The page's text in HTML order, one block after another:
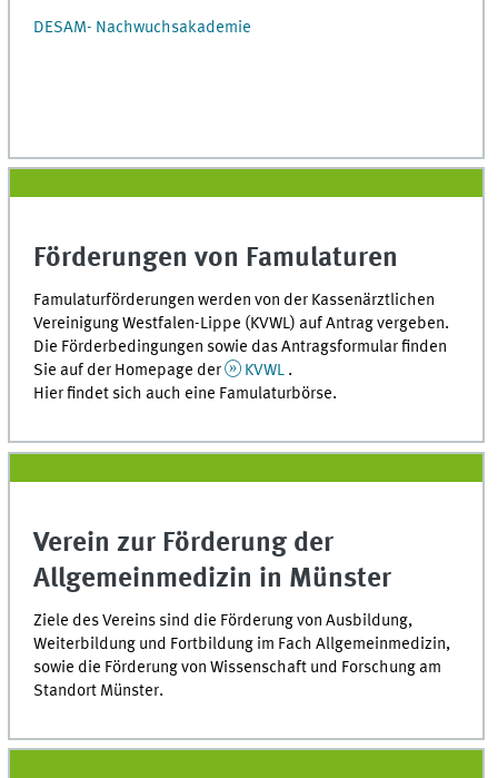
DESAM- Nachwuchsakademie
Förderungen von Famulaturen
Famulaturförderungen werden von der Kassenärztlichen
Vereinigung Westfalen-Lippe (KVWL) auf Antrag vergeben.
Die Förderbedingungen sowie das Antragsformular finden
Sie auf der Homepage der
KVWL .
Hier findet sich auch eine Famulaturbörse.
Verein zur Förderung der
Allgemeinmedizin in Münster
Ziele des Vereins sind die Förderung von Ausbildung,
Weiterbildung und Fortbildung im Fach Allgemeinmedizin,
sowie die Förderung von Wissenschaft und Forschung am
Standort Münster.